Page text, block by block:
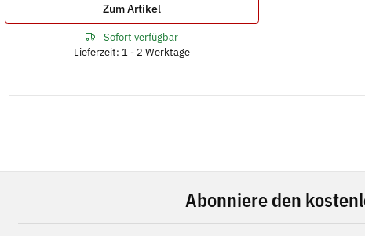
Zum Artikel
Sofort verfügbar
Lieferzeit: 1 - 2 Werktage
Abonniere den